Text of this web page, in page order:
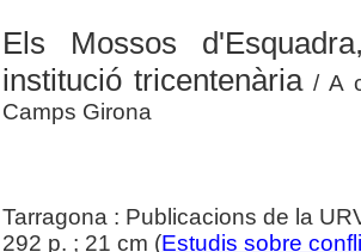
Els Mossos
institució tricentenària/ A
Camps Girona
Tarragona : Publicacions de la
292 p. ; 21 cm (Estudis sobre